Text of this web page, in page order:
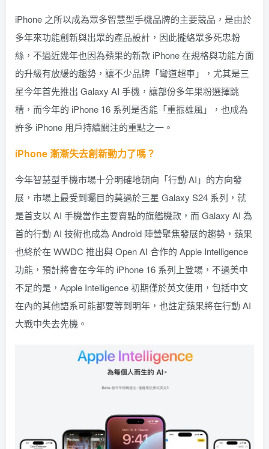
iPhone 之所以成為眾多智慧型手機品牌的主要競品，是由於
多年來功能創新與出眾的產品設計，因此攏絡眾多死忠粉
絲，不過近幾年也因為蘋果的新款 iPhone 在規格與功能方面
的升級有放緩的趨勢，讓不少品牌「彎道超車」，尤其是三
星今年首先推出 Galaxy AI 手機，讓部份多年果粉選擇跳
槽，而今年的 iPhone 16 系列是否能「重振雄風」，也成為
許多 iPhone 用戶持續關注的重點之一。
iPhone 漸漸失去創新動力了嗎？
今年智慧型手機市場十分明確地朝向「行動 AI」的方向發
展，市場上最受到曯目的莫過於三星 Galaxy S24 系列，就
是首支以 AI 手機當作主要賣點的旗艦機款，而 Galaxy AI 為
首的行動 AI 技術也成為 Android 陣營聚焦發展的趨勢，蘋果
也終於在 WWDC 推出與 Open AI 合作的 Apple Intelligence
功能，預計將會在今年的 iPhone 16 系列上登場，不過美中
不足的是，Apple Intelligence 初期僅於英文使用，包括中文
在內的其他語系可能都要等到明年，也註定蘋果將在行動 AI
大戰中失去先機。